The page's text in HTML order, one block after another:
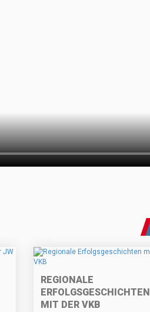
REGIONALE
ERFOLGSGESCHICHTEN
MIT DER VKB